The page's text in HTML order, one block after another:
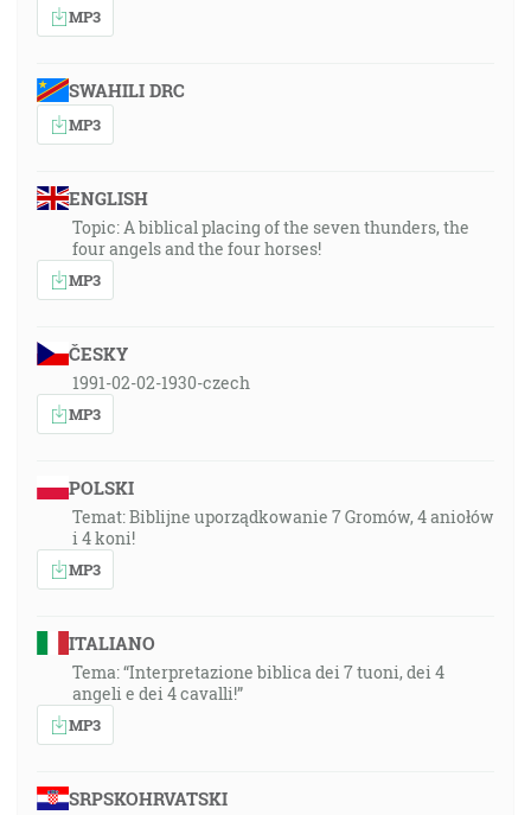
MP3
SWAHILI DRC
MP3
ENGLISH
Topic: A biblical placing of the seven thunders, the
four angels and the four horses!
MP3
ČESKY
1991-02-02-1930-czech
MP3
POLSKI
Temat: Biblijne uporządkowanie 7 Gromów, 4 aniołów
i 4 koni!
MP3
ITALIANO
Tema: “Interpretazione biblica dei 7 tuoni, dei 4
angeli e dei 4 cavalli!”
MP3
SRPSKOHRVATSKI